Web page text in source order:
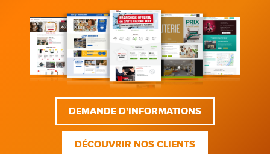
DEMANDE D'INFORMATIONS
DÉCOUVRIR NOS CLIENTS